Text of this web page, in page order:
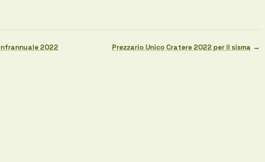
2022 Prezzario Unico Cratere 2022 per il sisma →